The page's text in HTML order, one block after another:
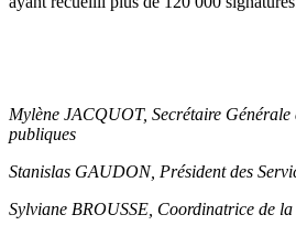
Mylène JACQUOT, Secrétaire
publiques
Stanislas GAUDON, Président des
Sylviane BROUSSE, Coordinatrice de